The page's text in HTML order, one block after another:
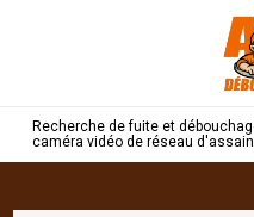
Recherche de fuite et
caméra vidéo de réseau